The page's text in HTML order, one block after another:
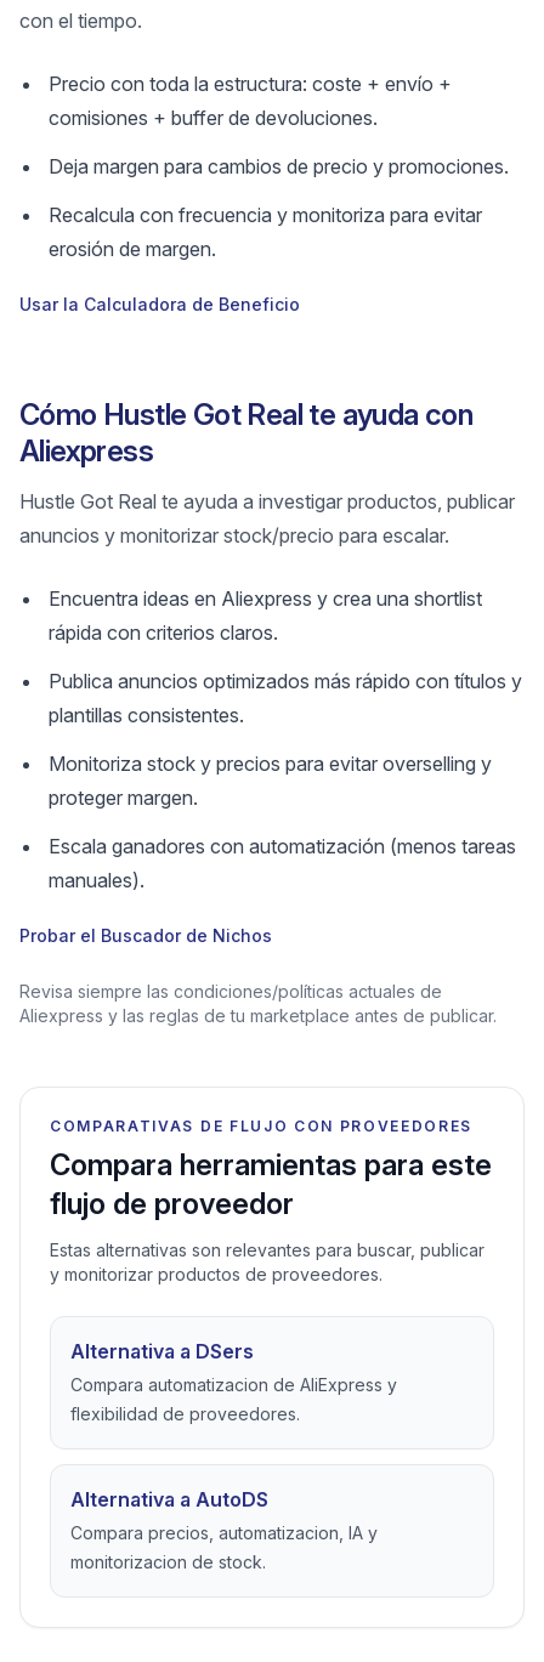
con el tiempo.
Precio con toda la estructura: coste + envío +
comisiones + buffer de devoluciones.
Deja margen para cambios de precio y promociones.
Recalcula con frecuencia y monitoriza para evitar
erosión de margen.
Usar la Calculadora de Beneficio
Cómo Hustle Got Real te ayuda con
Aliexpress
Hustle Got Real te ayuda a investigar productos, publicar
anuncios y monitorizar stock/precio para escalar.
Encuentra ideas en Aliexpress y crea una shortlist
rápida con criterios claros.
Publica anuncios optimizados más rápido con títulos y
plantillas consistentes.
Monitoriza stock y precios para evitar overselling y
proteger margen.
Escala ganadores con automatización (menos tareas
manuales).
Probar el Buscador de Nichos
Revisa siempre las condiciones/políticas actuales de
Aliexpress y las reglas de tu marketplace antes de publicar.
COMPARATIVAS DE FLUJO CON PROVEEDORES
Compara herramientas para este
flujo de proveedor
Estas alternativas son relevantes para buscar, publicar
y monitorizar productos de proveedores.
Alternativa a DSers
Compara automatizacion de AliExpress y
flexibilidad de proveedores.
Alternativa a AutoDS
Compara precios, automatizacion, IA y
monitorizacion de stock.